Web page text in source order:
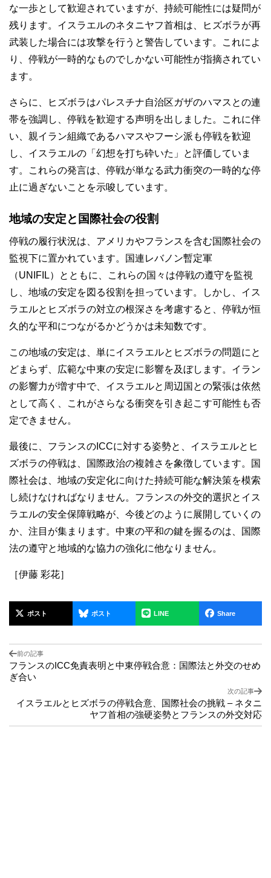
な一歩として歓迎されていますが、持続可能性には疑問が
残ります。イスラエルのネタニヤフ首相は、ヒズボラが再
武装した場合には攻撃を行うと警告しています。これによ
り、停戦が一時的なものでしかない可能性が指摘されてい
ます。
さらに、ヒズボラはパレスチナ自治区ガザのハマスとの連
帯を強調し、停戦を歓迎する声明を出しました。これに伴
い、親イラン組織であるハマスやフーシ派も停戦を歓迎
し、イスラエルの「幻想を打ち砕いた」と評価していま
す。これらの発言は、停戦が単なる武力衝突の一時的な停
止に過ぎないことを示唆しています。
地域の安定と国際社会の役割
停戦の履行状況は、アメリカやフランスを含む国際社会の
監視下に置かれています。国連レバノン暫定軍
（UNIFIL）とともに、これらの国々は停戦の遵守を監視
し、地域の安定を図る役割を担っています。しかし、イス
ラエルとヒズボラの対立の根深さを考慮すると、停戦が恒
久的な平和につながるかどうかは未知数です。
この地域の安定は、単にイスラエルとヒズボラの問題にと
どまらず、広範な中東の安定に影響を及ぼします。イラン
の影響力が増す中で、イスラエルと周辺国との緊張は依然
として高く、これがさらなる衝突を引き起こす可能性も否
定できません。
最後に、フランスのICCに対する姿勢と、イスラエルとヒ
ズボラの停戦は、国際政治の複雑さを象徴しています。国
際社会は、地域の安定化に向けた持続可能な解決策を模索
し続けなければなりません。フランスの外交的選択とイス
ラエルの安全保障戦略が、今後どのように展開していくの
か、注目が集まります。中東の平和の鍵を握るのは、国際
法の遵守と地域的な協力の強化に他なりません。
［伊藤 彩花］
ポスト ポスト LINE Share
前の記事
フランスのICC免責表明と中東停戦合意：国際法と外交のせめ
ぎ合い
次の記事
イスラエルとヒズボラの停戦合意、国際社会の挑戦 – ネタニ
ヤフ首相の強硬姿勢とフランスの外交対応